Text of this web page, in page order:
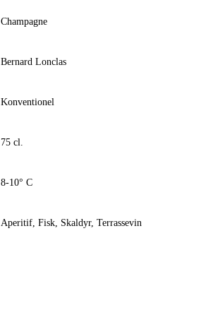
Champagne
Bernard Lonclas
Konventionel
75 cl.
8-10° C
Aperitif, Fisk, Skaldyr, Terrassevin